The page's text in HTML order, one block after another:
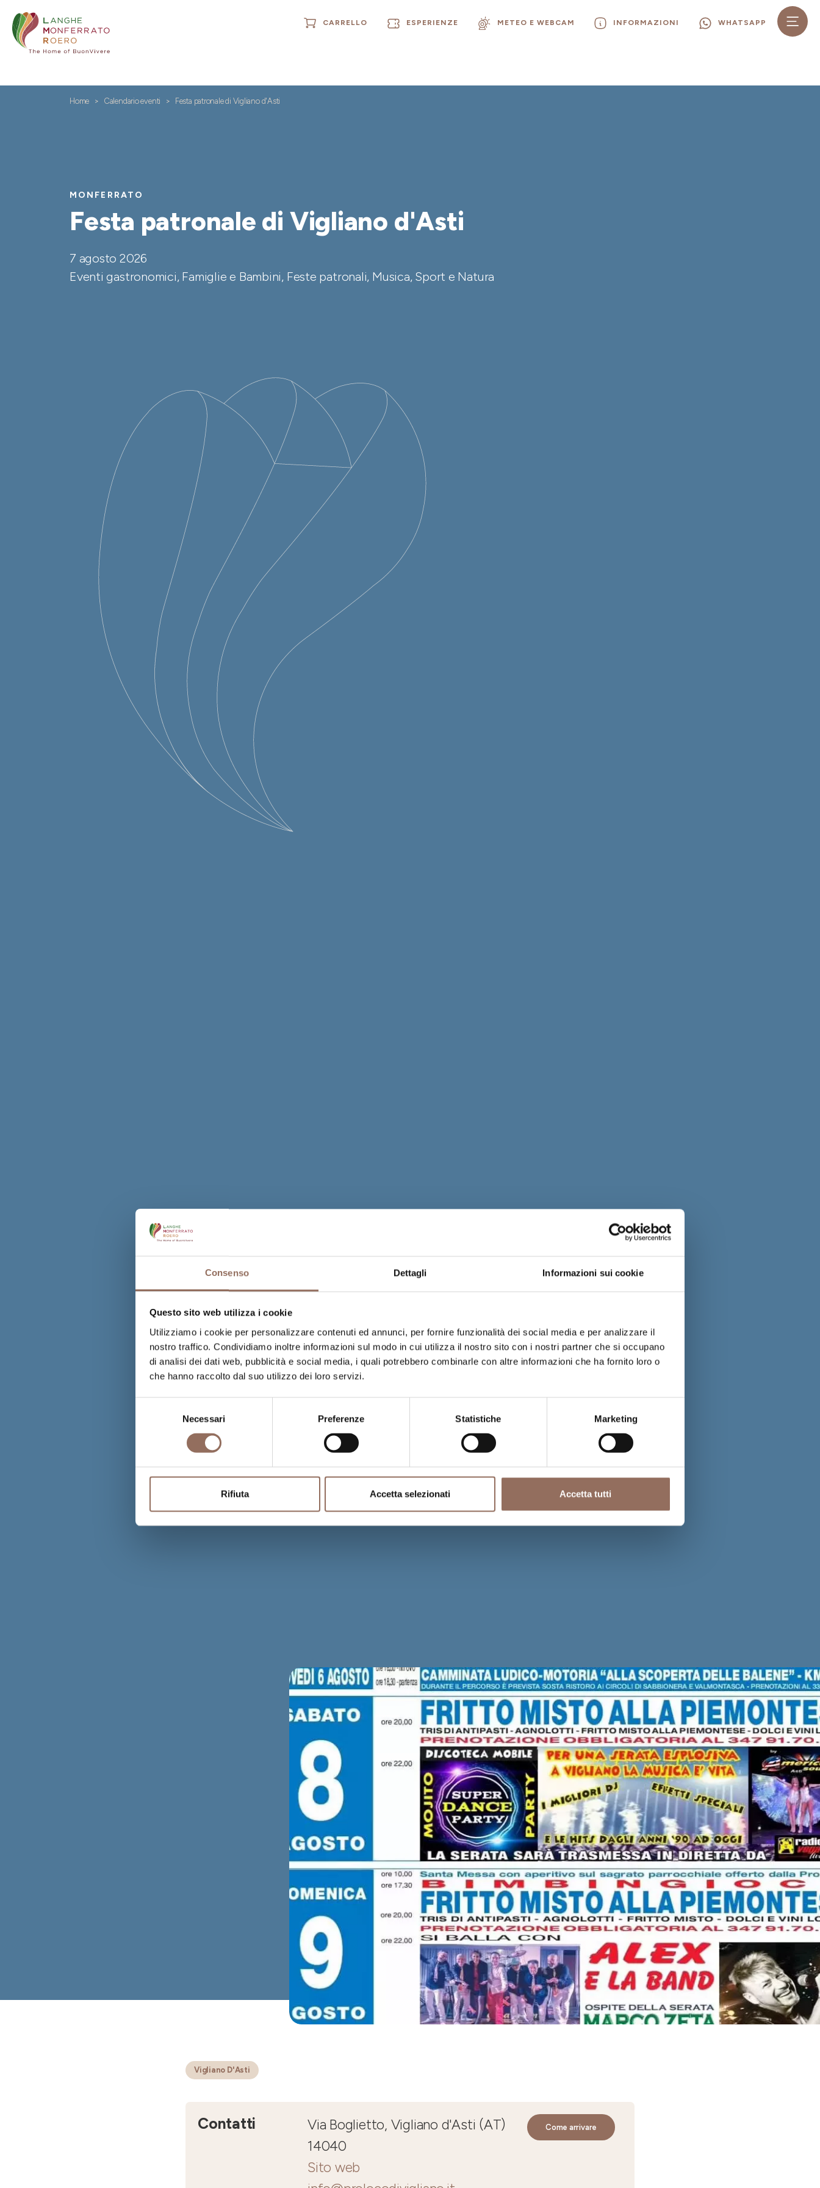
Consenso Dettagli Informazioni sui cookie
Questo sito web utilizza i cookie
Utilizziamo i cookie per personalizzare contenuti ed annunci, per fornire funzionalità dei social media e per analizzare il
nostro traffico. Condividiamo inoltre informazioni sul modo in cui utilizza il nostro sito con i nostri partner che si occupano
di analisi dei dati web, pubblicità e social media, i quali potrebbero combinarle con altre informazioni che ha fornito loro o
che hanno raccolto dal suo utilizzo dei loro servizi.
Necessari Preferenze Statistiche Marketing
Rifiuta Accetta selezionati Accetta tutti
CARRELLO ESPERIENZE METEO E WEBCAM INFORMAZIONI WHATSAPP
Home Calendario eventi Festa patronale di Vigliano d'Asti
MONFERRATO
Festa patronale di Vigliano d'Asti
7 agosto 2026
Eventi gastronomici, Famiglie e Bambini, Feste patronali, Musica, Sport e Natura
Vigliano D'Asti
Contatti
Via Boglietto, Vigliano d'Asti (AT)
14040
Sito web
Come arrivare